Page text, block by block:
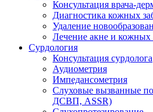
Консультация врача-
Диагностика кожных
Удаление
Лечение акне и кожных
Сурдология
Консультация сурдолога
Аудиометрия
Импедансометрия
Слуховые вызванные
ДСВП, ASSR)